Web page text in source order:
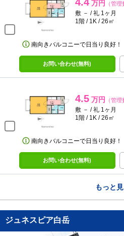
万円 （管理
敷 － / 礼 1ヶ月
1階 / 1K / 26㎡
南向きバルコニーで日当り良好！
お問い合わせ(無料)
4.5 万円 （管理
敷 － / 礼 1ヶ月
1階 / 1K / 26㎡
南向きバルコニーで日当り良好！
お問い合わせ(無料)
もっと
ジュネスピア白岳